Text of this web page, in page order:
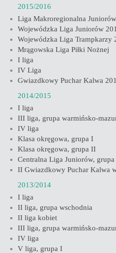
2015/2016
Liga Makroregionalna
Wojewódzka Liga Juniorów
Wojewódzka Liga Trampkarzy
Mrągowska Liga Piłki Nożnej
I liga
IV Liga
Gwiazdkowy Puchar Kalwa
2014/2015
I liga
III liga, grupa warmińsko-
IV liga
Klasa okręgowa, grupa I
Klasa okręgowa, grupa II
Centralna Liga Juniorów,
II Gwiazdkowy Puchar Kalwa
2013/2014
I liga
II liga, grupa wschodnia
II liga kobiet
III liga, grupa warmińsko-
IV liga
V liga, grupa I